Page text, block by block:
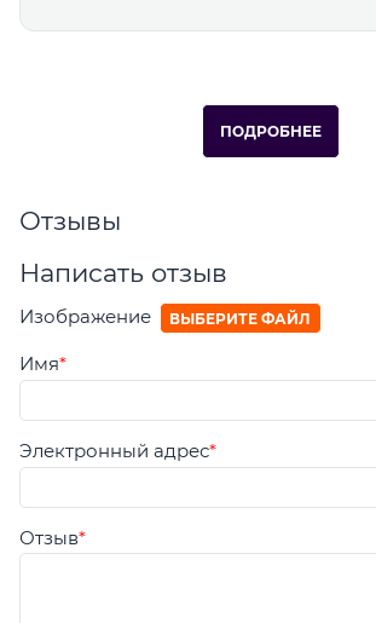
ПОДРОБНЕЕ
Отзывы
Написать отзыв
Изображение ВЫБЕРИТЕ ФАЙЛ
Имя
Электронный адрес
Отзыв